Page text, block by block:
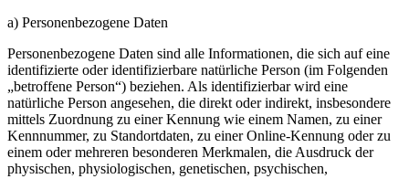
a) Personenbezogene Daten
Personenbezogene Daten sind alle Informationen, die sich auf eine
identifizierte oder identifizierbare natürliche Person (im Folgenden
„betroffene Person“) beziehen. Als identifizierbar wird eine
natürliche Person angesehen, die direkt oder indirekt, insbesondere
mittels Zuordnung zu einer Kennung wie einem Namen, zu einer
Kennnummer, zu Standortdaten, zu einer Online-Kennung oder zu
einem oder mehreren besonderen Merkmalen, die Ausdruck der
physischen, physiologischen, genetischen, psychischen,